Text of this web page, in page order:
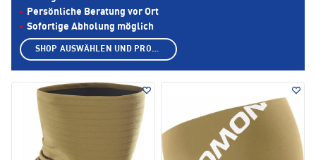
Persönliche Beratung vor Ort
Sofortige Abholung möglich
SHOP AUSWÄHLEN UND PRODUKTE ANZEIGEN